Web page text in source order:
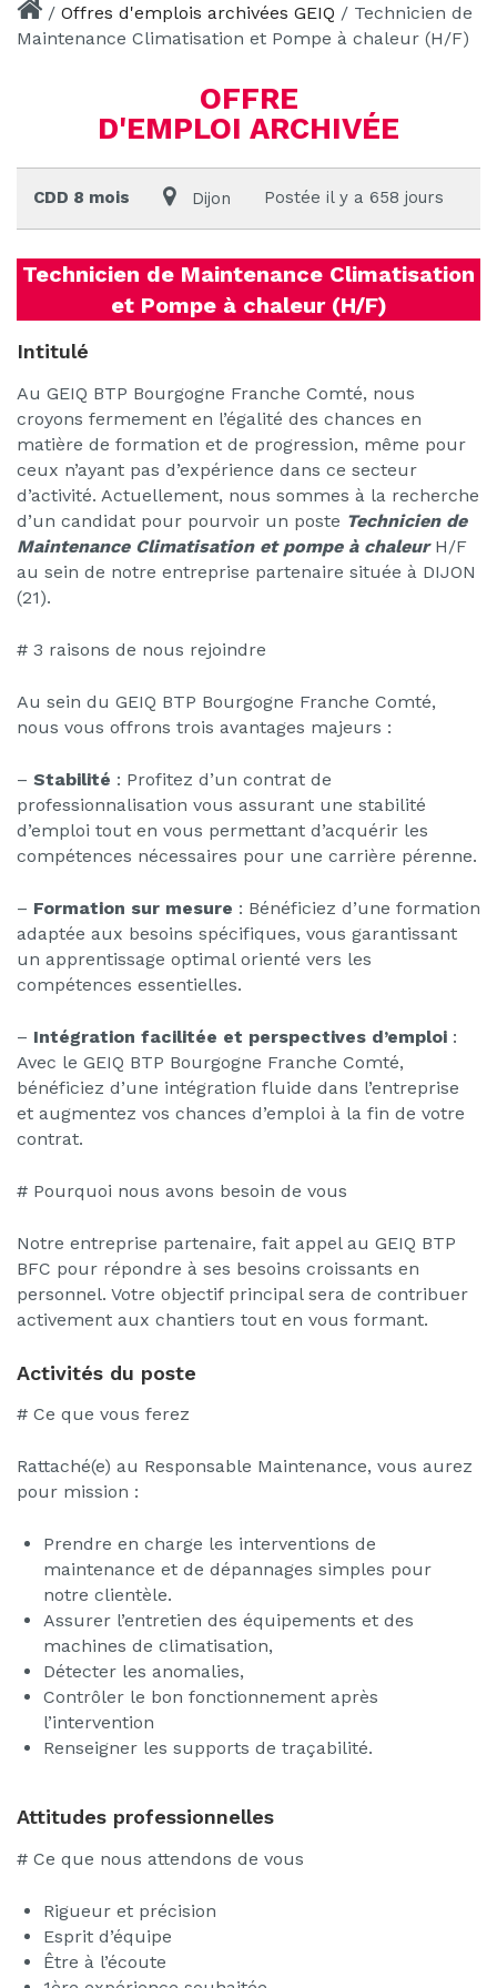
/ Offres d'emplois archivées GEIQ / Technicien de
Maintenance Climatisation et Pompe à chaleur (H/F)
OFFRE
D'EMPLOI ARCHIVÉE
CDD 8 mois Dijon Postée il y a 658 jours
Technicien de Maintenance Climatisation
et Pompe à chaleur (H/F)
Intitulé
Au GEIQ BTP Bourgogne Franche Comté, nous
croyons fermement en l’égalité des chances en
matière de formation et de progression, même pour
ceux n’ayant pas d’expérience dans ce secteur
d’activité. Actuellement, nous sommes à la recherche
d’un candidat pour pourvoir un poste Technicien de
Maintenance Climatisation et pompe à chaleurH/F
au sein de notre entreprise partenaire située à DIJON
(21).
# 3 raisons de nous rejoindre
Au sein du GEIQ BTP Bourgogne Franche Comté,
nous vous offrons trois avantages majeurs :
– Stabilité : Profitez d’un contrat de
professionnalisation vous assurant une stabilité
d’emploi tout en vous permettant d’acquérir les
compétences nécessaires pour une carrière pérenne.
– Formation sur mesure : Bénéficiez d’une formation
adaptée aux besoins spécifiques, vous garantissant
un apprentissage optimal orienté vers les
compétences essentielles.
– Intégration facilitée et perspectives d’emploi :
Avec le GEIQ BTP Bourgogne Franche Comté,
bénéficiez d’une intégration fluide dans l’entreprise
et augmentez vos chances d’emploi à la fin de votre
contrat.
# Pourquoi nous avons besoin de vous
Notre entreprise partenaire, fait appel au GEIQ BTP
BFC pour répondre à ses besoins croissants en
personnel. Votre objectif principal sera de contribuer
activement aux chantiers tout en vous formant.
Activités du poste
# Ce que vous ferez
Rattaché(e) au Responsable Maintenance, vous aurez
pour mission :
Prendre en charge les interventions de
maintenance et de dépannages simples pour
notre clientèle.
Assurer l’entretien des équipements et des
machines de climatisation,
Détecter les anomalies,
Contrôler le bon fonctionnement après
l’intervention
Renseigner les supports de traçabilité.
Attitudes professionnelles
# Ce que nous attendons de vous
Rigueur et précision
Esprit d’équipe
Être à l’écoute